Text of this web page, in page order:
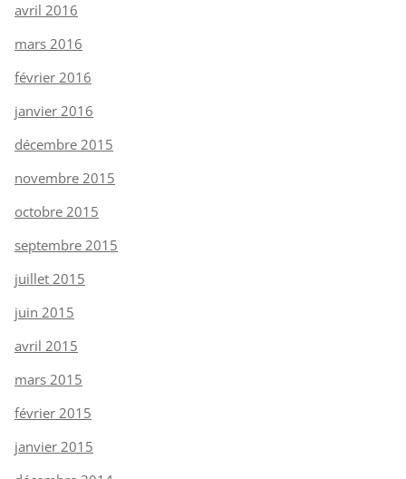
avril 2016
mars 2016
février 2016
janvier 2016
décembre 2015
novembre 2015
octobre 2015
septembre 2015
juillet 2015
juin 2015
avril 2015
mars 2015
février 2015
janvier 2015